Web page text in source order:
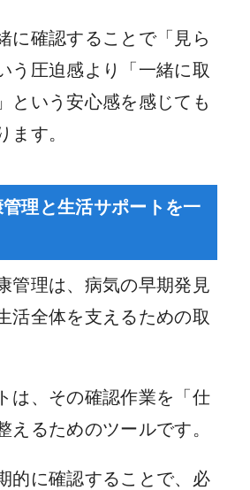
に確認することで「見ら
う圧迫感より「一緒に取
という安心感を感じても
ます。
理と生活サポートを一
管理は、病気の早期発見
活全体を支えるための取
は、その確認作業を「仕
えるためのツールです。
的に確認することで、必